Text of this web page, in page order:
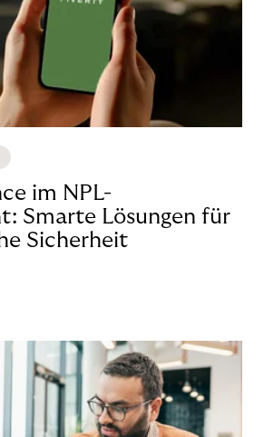
im NPL-
Smarte Lösungen für
Sicherheit